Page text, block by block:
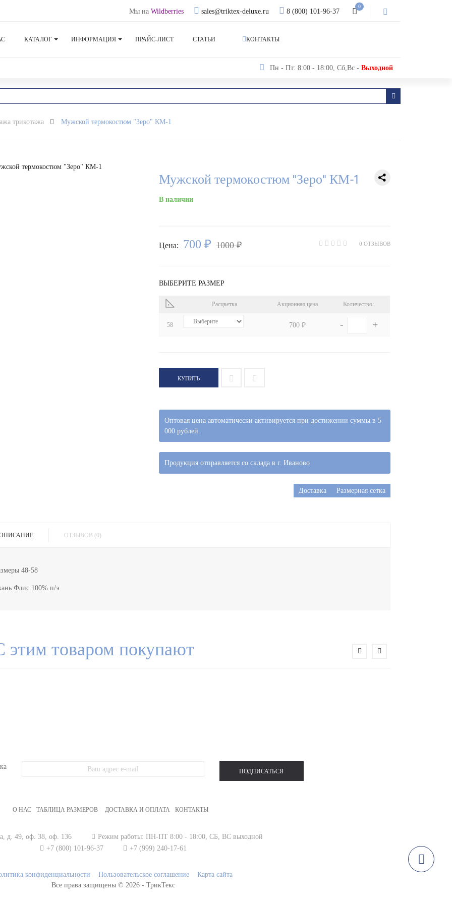
0
8 (800) 101-96-37
sales@triktex-deluxe.ru
Мы на Wildberries
КАТАЛОГ ИНФОРМАЦИЯ ПРАЙС-ЛИСТ СТАТЬИ КОНТАКТЫ
Пн - Пт: 8:00 - 18:00, Сб,Вс - Выходной
трикотажа Мужской термокостюм "Зеро" КМ-1
Мужской термокостюм "Зеро" КМ-1
В наличии
Цена: 700 ₽ 1000 ₽ 0 ОТЗЫВОВ
ВЫБЕРИТЕ РАЗМЕР
Расцветка Акционная цена Количество:
58 700 ₽ - +
КУПИТЬ
Оптовая цена автоматически активируется при достижении суммы в 5
000 рублей.
Продукция отправляется со склада в г. Иваново
Доставка Размерная сетка
ОТЗЫВОВ (0)
48-58
Флис 100% п/э
этим товаром покупают
ПОДПИСАТЬСЯ
О НАС ТАБЛИЦА РАЗМЕРОВ ДОСТАВКА И ОПЛАТА КОНТАКТЫ
д. 49, оф. 38, оф. 136 Режим работы: ПН-ПТ 8:00 - 18:00, СБ, ВС выходной
+7 (800) 101-96-37
+7 (999) 240-17-61
конфиденциальности Пользовательское соглашение
Карта сайта
Все права защищены © 2026 - ТрикТекс